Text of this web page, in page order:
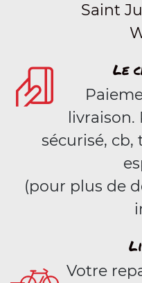
Saint
Le
sécurisé,
(pour plus de
Votre